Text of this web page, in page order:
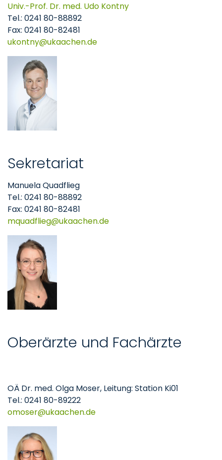
Univ.-Prof. Dr. med. Udo Kontny
Tel.: 0241 80-88892
Fax: 0241 80-82481
ukontny
ukaachende
Sekretariat
Manuela Quadflieg
Tel.: 0241 80-88892
Fax: 0241 80-82481
mquadflieg
ukaachende
Oberärzte und Fachärzte
OÄ Dr. med. Olga Moser, Leitung: Station Ki01
Tel.: 0241 80-89222
omoser
ukaachende